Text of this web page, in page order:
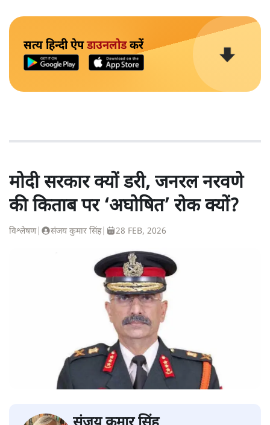
सत्य हिन्दी ऐपडाउनलोडकरें
मोदी सरकार क्यों डरी, जनरल नरवणे
की किताब पर ‘अघोषित’ रोक क्यों?
विश्लेषण| संजय कुमार सिंह| 28 FEB, 2026